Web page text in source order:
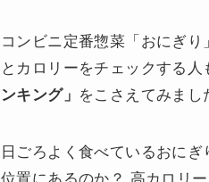
コンビニ定番惣菜「おにぎ
とカロリーをチェックする
ンキング」 をこさえてみまし
日ごろよく食べているおに